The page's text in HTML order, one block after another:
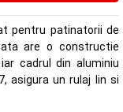
pentru patinatorii de
are o constructie
cadrul din aluminiu
asigura un rulaj lin si